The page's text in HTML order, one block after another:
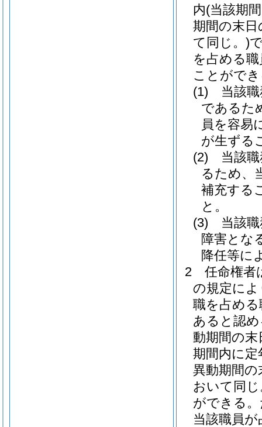
内(当該期
期間の末
て同じ。)
を占める
ことがで
(1)
当該
であるた
員を容易
が生ずる
(2)
当該
るため、
補充する
と。
(3)
当該
障害とな
降任等に
2
任命権者
の規定に
職を占め
あると認
動期間の
期間内に
異動期間
おいて同じ
ができる。
当該職員